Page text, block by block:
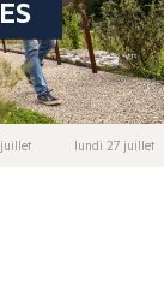
lundi 27 juillet